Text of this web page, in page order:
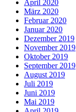
April 2020
März 2020
Februar 2020
Januar 2020
Dezember 2019
November 2019
Oktober 2019
September 2019
August 2019
Juli 2019
Juni 2019
Mai 2019